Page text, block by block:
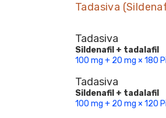
Tadasiva
Tadasiva
Sildenafil + tadalafil
100 mg + 20 mg × 180
Tadasiva
Sildenafil + tadalafil
100 mg + 20 mg × 120